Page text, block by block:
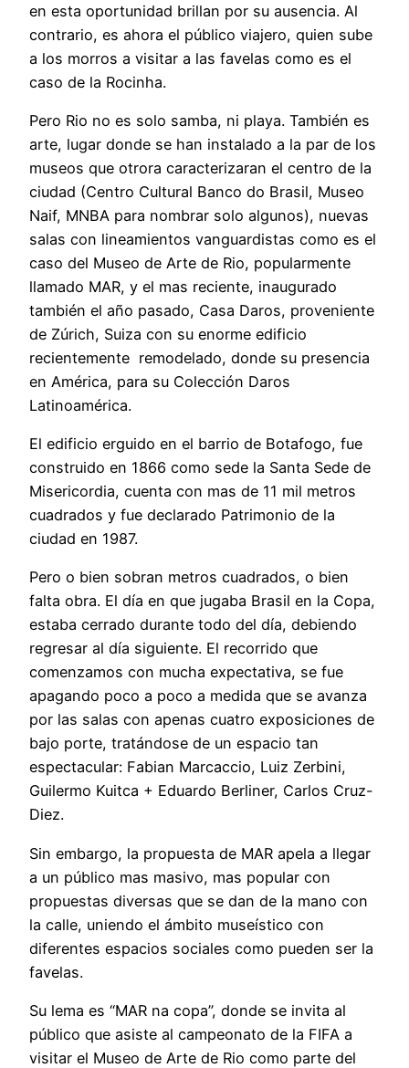
en esta oportunidad brillan por su ausencia. Al
contrario, es ahora el público viajero, quien sube
a los morros a visitar a las favelas como es el
caso de la Rocinha.
Pero Rio no es solo samba, ni playa. También es
arte, lugar donde se han instalado a la par de los
museos que otrora caracterizaran el centro de la
ciudad (Centro Cultural Banco do Brasil, Museo
Naif, MNBA para nombrar solo algunos), nuevas
salas con lineamientos vanguardistas como es el
caso del Museo de Arte de Rio, popularmente
llamado MAR, y el mas reciente, inaugurado
también el año pasado, Casa Daros, proveniente
de Zúrich, Suiza con su enorme edificio
recientemente remodelado, donde su presencia
en América, para su Colección Daros
Latinoamérica.
El edificio erguido en el barrio de Botafogo, fue
construido en 1866 como sede la Santa Sede de
Misericordia, cuenta con mas de 11 mil metros
cuadrados y fue declarado Patrimonio de la
ciudad en 1987.
Pero o bien sobran metros cuadrados, o bien
falta obra. El día en que jugaba Brasil en la Copa,
estaba cerrado durante todo del día, debiendo
regresar al día siguiente. El recorrido que
comenzamos con mucha expectativa, se fue
apagando poco a poco a medida que se avanza
por las salas con apenas cuatro exposiciones de
bajo porte, tratándose de un espacio tan
espectacular: Fabian Marcaccio, Luiz Zerbini,
Guilermo Kuitca + Eduardo Berliner, Carlos Cruz-
Diez.
Sin embargo, la propuesta de MAR apela a llegar
a un público mas masivo, mas popular con
propuestas diversas que se dan de la mano con
la calle, uniendo el ámbito museístico con
diferentes espacios sociales como pueden ser la
favelas.
Su lema es “MAR na copa”, donde se invita al
público que asiste al campeonato de la FIFA a
visitar el Museo de Arte de Rio como parte del